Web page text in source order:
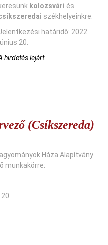
keresünk kolozsvári és
székhelyeinkre.
határidő: 2022.
20.
hirdetés lejárt.
(Csíkszereda)
Háza Alapítvány
munkakörre: